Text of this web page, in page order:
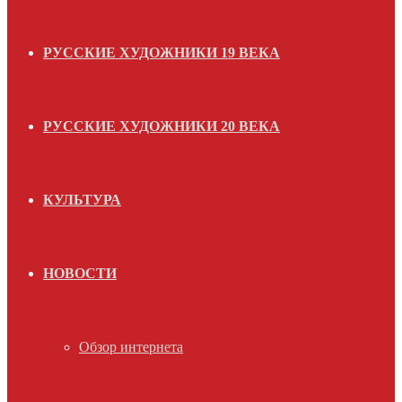
РУССКИЕ ХУДОЖНИКИ 19 ВЕКА
РУССКИЕ ХУДОЖНИКИ 20 ВЕКА
КУЛЬТУРА
НОВОСТИ
Обзор интернета